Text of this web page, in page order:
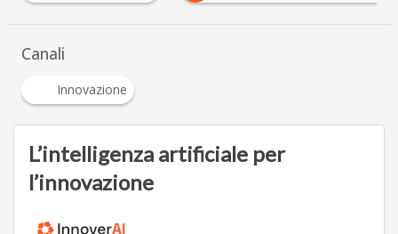
Canali
Innovazione
L’intelligenza artificiale per
l’innovazione